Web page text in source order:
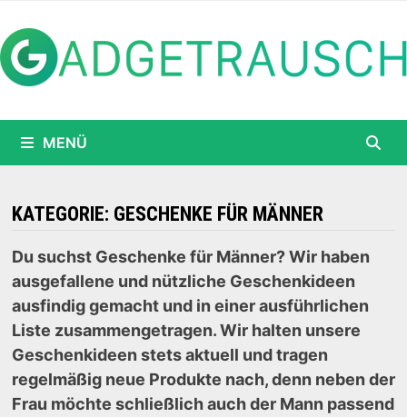
Inhalt
springen
MENÜ
KATEGORIE: GESCHENKE FÜR MÄNNER
Du suchst Geschenke für Männer? Wir haben
ausgefallene und nützliche Geschenkideen
ausfindig gemacht und in einer ausführlichen
Liste zusammengetragen. Wir halten unsere
Geschenkideen stets aktuell und tragen
regelmäßig neue Produkte nach, denn neben der
Frau möchte schließlich auch der Mann passend